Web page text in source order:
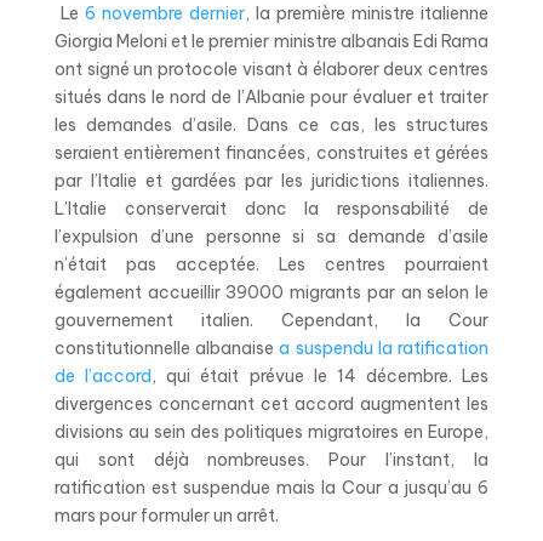
Le 6 novembre dernier, la première ministre italienne
Giorgia Meloni et le premier ministre albanais Edi Rama
ont signé un protocole visant à élaborer deux centres
situés dans le nord de l’Albanie pour évaluer et traiter
les demandes d’asile. Dans ce cas, les structures
seraient entièrement financées, construites et gérées
par l’Italie et gardées par les juridictions italiennes.
L’Italie conserverait donc la responsabilité de
l’expulsion d’une personne si sa demande d’asile
n’était pas acceptée. Les centres pourraient
également accueillir 39000 migrants par an selon le
gouvernement italien. Cependant, la Cour
constitutionnelle albanaisea suspendu la ratification
de l’accord, qui était prévue le 14 décembre. Les
divergences concernant cet accord augmentent les
divisions au sein des politiques migratoires en Europe,
qui sont déjà nombreuses. Pour l’instant, la
ratification est suspendue mais la Cour a jusqu’au 6
mars pour formuler un arrêt.